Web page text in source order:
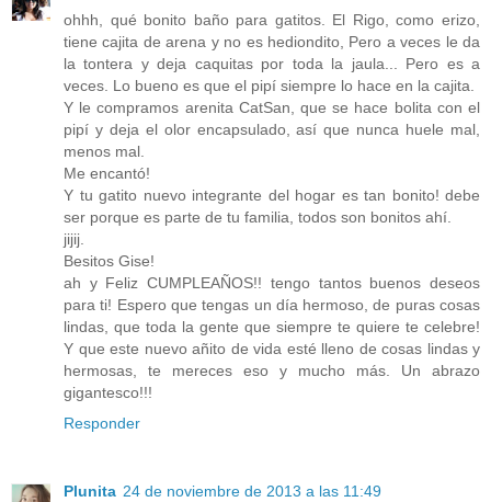
ohhh, qué bonito baño para gatitos. El Rigo, como erizo,
tiene cajita de arena y no es hediondito, Pero a veces le da
la tontera y deja caquitas por toda la jaula... Pero es a
veces. Lo bueno es que el pipí siempre lo hace en la cajita.
Y le compramos arenita CatSan, que se hace bolita con el
pipí y deja el olor encapsulado, así que nunca huele mal,
menos mal.
Me encantó!
Y tu gatito nuevo integrante del hogar es tan bonito! debe
ser porque es parte de tu familia, todos son bonitos ahí.
jijij.
Besitos Gise!
ah y Feliz CUMPLEAÑOS!! tengo tantos buenos deseos
para ti! Espero que tengas un día hermoso, de puras cosas
lindas, que toda la gente que siempre te quiere te celebre!
Y que este nuevo añito de vida esté lleno de cosas lindas y
hermosas, te mereces eso y mucho más. Un abrazo
gigantesco!!!
Responder
Plunita 24 de noviembre de 2013 a las 11:49